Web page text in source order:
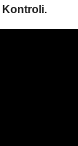
Kontroli.